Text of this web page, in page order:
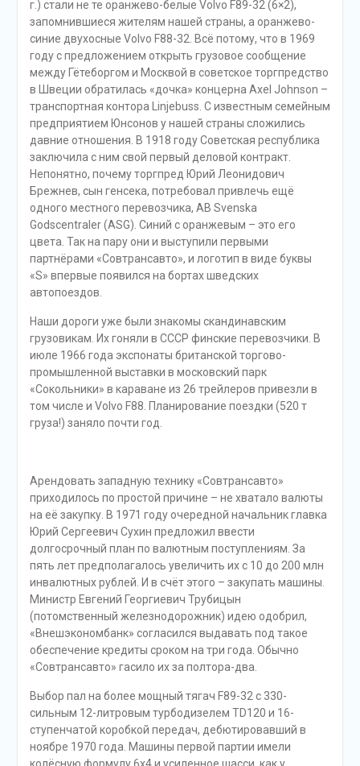
г.) стали не те оранжево-белые Volvo F89-32 (6×2),
запомнившиеся жителям нашей страны, а оранжево-
синие двухосные Volvo F88-32. Всё потому, что в 1969
году с предложением открыть грузовое сообщение
между Гётеборгом и Москвой в советское торгпредство
в Швеции обратилась «дочка» концерна Axel Johnson –
транспортная контора Linjebuss. С известным семейным
предприятием Юнсонов у нашей страны сложились
давние отношения. В 1918 году Советская республика
заключила с ним свой первый деловой контракт.
Непонятно, почему торгпред Юрий Леонидович
Брежнев, сын генсека, потребовал привлечь ещё
одного местного перевозчика, AB Svenska
Godscentraler (ASG). Синий с оранжевым – это его
цвета. Так на пару они и выступили первыми
партнёрами «Совтрансавто», и логотип в виде буквы
«S» впервые появился на бортах шведских
автопоездов.
Наши дороги уже были знакомы скандинавским
грузовикам. Их гоняли в СССР финские перевозчики. В
июле 1966 года экспонаты британской торгово-
промышленной выставки в московский парк
«Сокольники» в караване из 26 трейлеров привезли в
том числе и Volvo F88. Планирование поездки (520 т
груза!) заняло почти год.
Арендовать западную технику «Совтрансавто»
приходилось по простой причине – не хватало валюты
на её закупку. В 1971 году очередной начальник главка
Юрий Сергеевич Сухин предложил ввести
долгосрочный план по валютным поступлениям. За
пять лет предполагалось увеличить их с 10 до 200 млн
инвалютных рублей. И в счёт этого – закупать машины.
Министр Евгений Георгиевич Трубицын
(потомственный железнодорожник) идею одобрил,
«Внешэкономбанк» согласился выдавать под такое
обеспечение кредиты сроком на три года. Обычно
«Совтрансавто» гасило их за полтора-два.
Выбор пал на более мощный тягач F89-32 с 330-
сильным 12-литровым турбодизелем TD120 и 16-
ступенчатой коробкой передач, дебютировавший в
ноябре 1970 года. Машины первой партии имели